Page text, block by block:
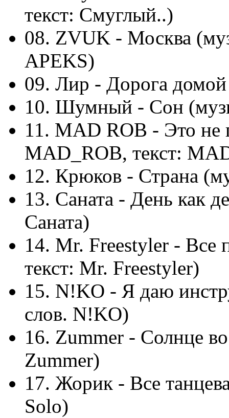
текст: Смуглый..)
08. ZVUK - Москва
APEKS)
09. Лир - Дорога
10. Шумный - Сон
11. MAD ROB - Это не
MAD_ROB, текст:
12. Крюков - Страна
13. Саната - День как
Саната)
14. Mr. Freestyler - Все
текст: Mr. Freestyler)
15. N!KO - Я даю
слов. N!KO)
16. Zummer - Cолнце
Zummer)
17. Жорик - Все
Solo)